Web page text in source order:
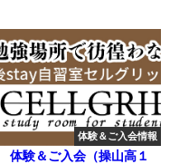
体験＆ご入会情報
験＆ご入会（操山高１